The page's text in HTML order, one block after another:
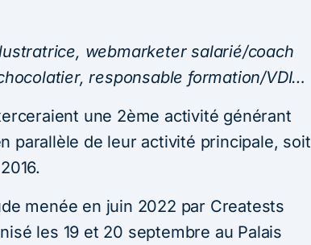
webmarketer salarié/coach
responsable formation/VDI…
une 2ème activité générant
parallèle de leur activité principale, soit
menée en juin 2022 par Creatests
les 19 et 20 septembre au Palais